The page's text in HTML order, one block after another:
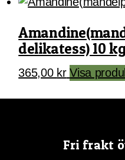
delikatess) 10 kg
365,00 kr Visa
Fri frakt